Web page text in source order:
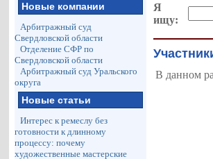
Новые компании
Арбитражный суд
Свердловской области
Отделение СФР по
Свердловской области
Арбитражный суд Уральского
округа
Новые статьи
Интерес к ремеслу без
готовности к длинному
процессу: почему
художественные мастерские
Я
ищу:
В данном